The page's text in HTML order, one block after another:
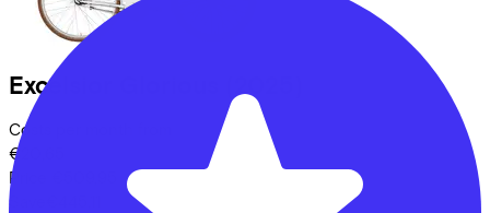
Excelsior
Costs per month from
€20,65
Price
Save